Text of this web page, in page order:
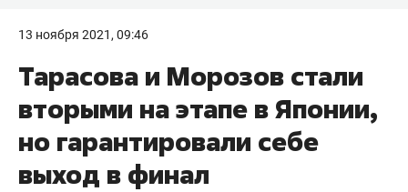
13 ноября 2021, 09:46
Тарасова и Морозов стали
вторыми на этапе в Японии,
но гарантировали себе
выход в финал